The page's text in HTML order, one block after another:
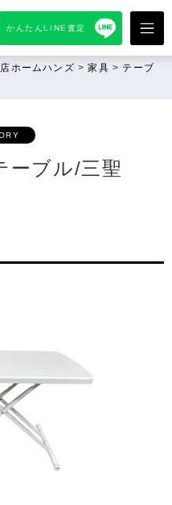
かんたんLINE査定
ホームハンズ >家具 >テーブ
ーブル/三聖